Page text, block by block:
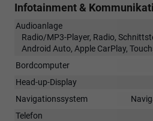
Infotainment &
Audioanlage
Radio/MP3-Player, Radio,
Android Auto, Apple CarPlay,
Bordcomputer
Head-up-Display
Navigationssystem
Telefon